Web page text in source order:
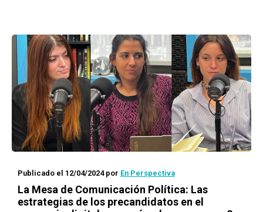
Publicado el 12/04/2024por En Perspectiva
La Mesa de Comunicación Política: Las
estrategias de los precandidatos en el